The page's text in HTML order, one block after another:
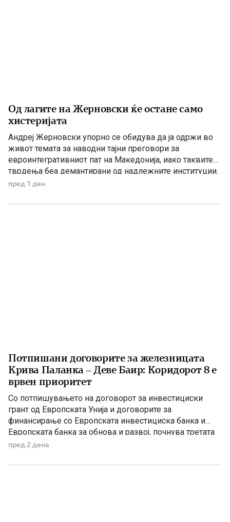
Од лагите на Жерновски ќе остане само
хистеријата
Андреј Жерновски упорно се обидува да ја одржи во
живот темата за наводни тајни преговори за
евроинтегративниот пат на Македонија, иако таквите
тврдења беа демантирани од надлежните институции.
Како што им пукна меурот од сапуница наречен
конструкција – дека власта тајно се подготвува да го
пред 1 ден
Потпишани договорите за железницата
Крива Паланка – Деве Баир: Коридорот 8 е
врвен приоритет
Со потпишувањето на договорот за инвестициски
грант од Европската Унија и договорите за
финансирање со Европската инвестициска банка и
Европската банка за обнова и развој, почнува третата
фаза од финансирањето на железничката делница
8. На потпишувањето во Владата присуствуваа
пред 2 дена